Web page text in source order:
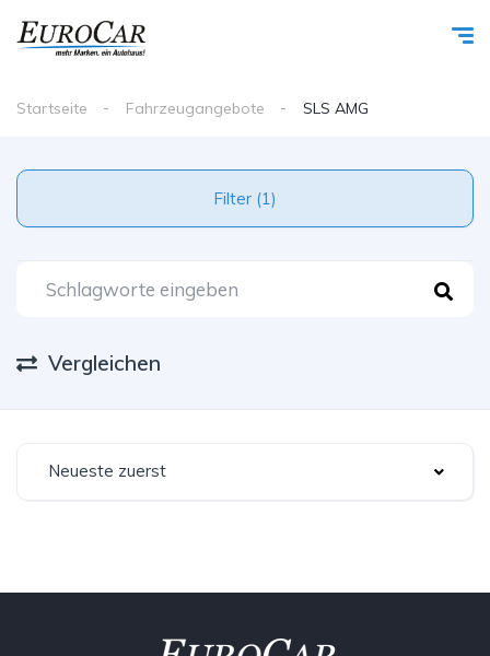
Startseite Fahrzeugangebote SLS AMG
Filter (1)
Vergleichen
Neueste zuerst